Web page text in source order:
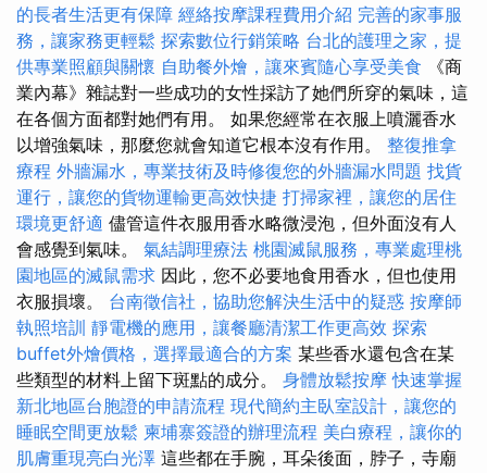
的長者生活更有保障 經絡按摩課程費用介紹 完善的家事服
務，讓家務更輕鬆 探索數位行銷策略 台北的護理之家，提
供專業照顧與關懷 自助餐外燴，讓來賓隨心享受美食 《商
業內幕》雜誌對一些成功的女性採訪了她們所穿的氣味，這
在各個方面都對她們有用。 如果您經常在衣服上噴灑香水
以增強氣味，那麼您就會知道它根本沒有作用。 整復推拿
療程 外牆漏水，專業技術及時修復您的外牆漏水問題 找貨
運行，讓您的貨物運輸更高效快捷 打掃家裡，讓您的居住
環境更舒適 儘管這件衣服用香水略微浸泡，但外面沒有人
會感覺到氣味。 氣結調理療法 桃園滅鼠服務，專業處理桃
園地區的滅鼠需求 因此，您不必要地食用香水，但也使用
衣服損壞。 台南徵信社，協助您解決生活中的疑惑 按摩師
執照培訓 靜電機的應用，讓餐廳清潔工作更高效 探索
buffet外燴價格，選擇最適合的方案 某些香水還包含在某
些類型的材料上留下斑點的成分。 身體放鬆按摩快速掌握
新北地區台胞證的申請流程 現代簡約主臥室設計，讓您的
睡眠空間更放鬆 柬埔寨簽證的辦理流程 美白療程，讓你的
肌膚重現亮白光澤 這些都在手腕，耳朵後面，脖子，寺廟